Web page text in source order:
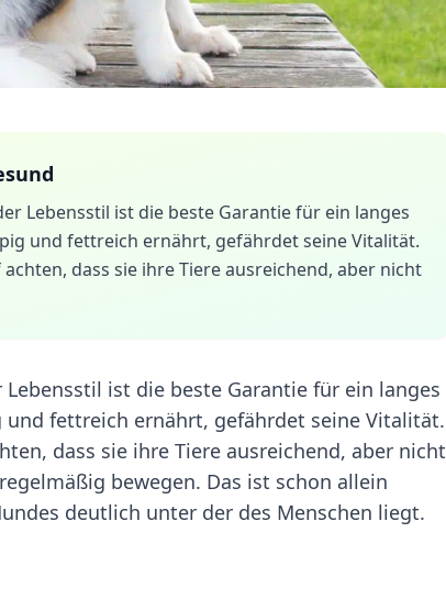
Lebensstil ist die beste Garantie für ein langes
und fettreich ernährt, gefährdet seine Vitalität.
dass sie ihre Tiere ausreichend, aber nicht
ist die beste Garantie für ein langes
fettreich ernährt, gefährdet seine Vitalität.
dass sie ihre Tiere ausreichend, aber nicht
bewegen. Das ist schon allein
deutlich unter der des Menschen liegt.